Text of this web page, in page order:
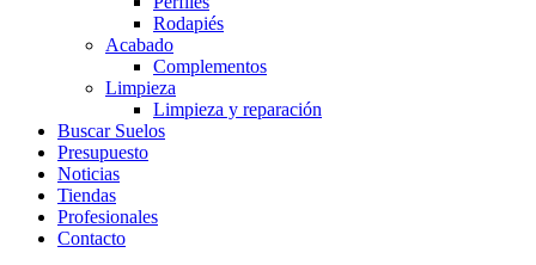
Rodapiés
Acabado
Complementos
Limpieza
Limpieza y reparación
Buscar Suelos
Presupuesto
Noticias
Tiendas
Profesionales
Contacto